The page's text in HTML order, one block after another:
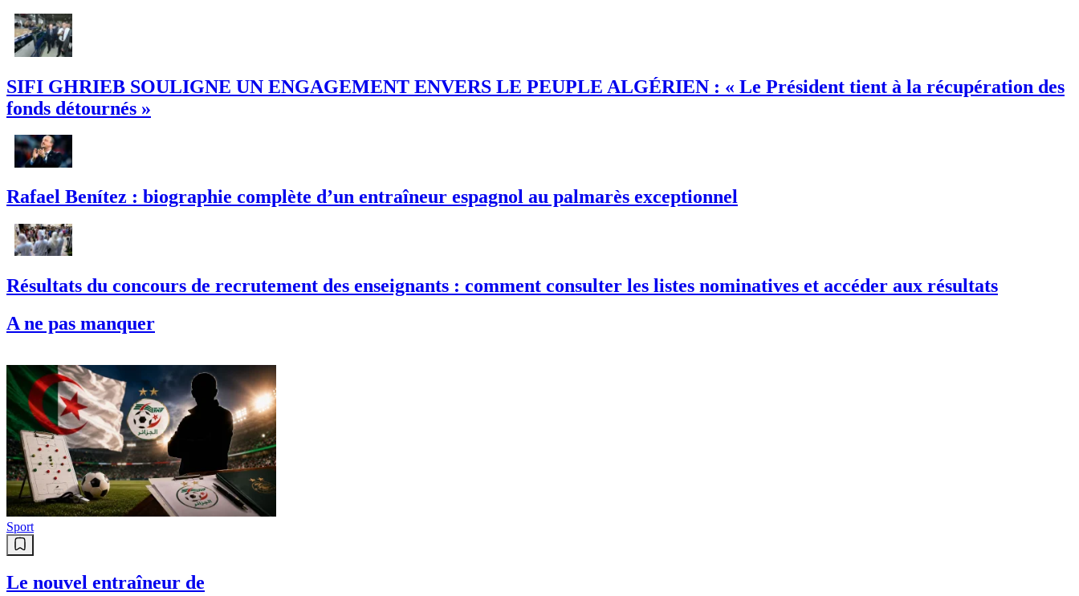
SIFI GHRIEB SOULIGNE UN ENGAGEMENT ENVERS LE PEUPLE ALGÉRIEN : « Le Président tient à la récupération des
fonds détournés »
Rafael Benítez : biographie complète d’un entraîneur espagnol au palmarès exceptionnel
Résultats du concours de recrutement des enseignants : comment consulter les listes nominatives et accéder aux résultats
A ne pas manquer
Sport
Le nouvel entraîneur de